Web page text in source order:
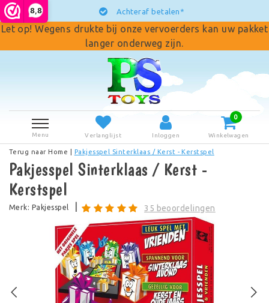
8,8 Achteraf betalen*
Let op! Wegens drukte bij onze vervoerders kan uw pakket
langer onderweg zijn.
Menu Verlanglijst Inloggen
0
Winkelwagen
Terug naar Home Pakjesspel Sinterklaas / Kerst - Kerstspel
Pakjesspel Sinterklaas / Kerst -
Kerstspel
Merk: Pakjesspel 35 beoordelingen